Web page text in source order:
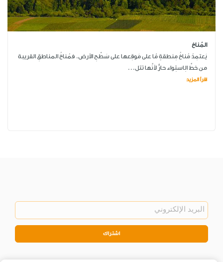
المُناخ
يَعتمِدُ مُناخُ مِنطقةٍ مّا على مَوقِعها على سَطْحِ الأرض. فمُناخُ المناطقِ القريبة
من خطِّ الِاستِواء حارٌّ لأنَّها تتل...
اقرأ المزيد
اشتراك